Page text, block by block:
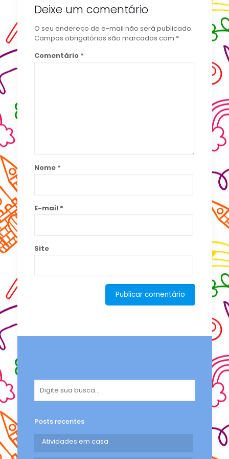
Deixe um comentário
O seu endereço de e-mail não será publicado.
Campos obrigatórios são marcados com *
Comentário *
Nome *
E-mail *
Site
Posts recentes
Atividades em casa